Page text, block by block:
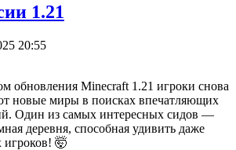
1.21
20:55
обновления Minecraft 1.21 игроки снова
новые миры в поисках впечатляющих
Один из самых интересных сидов —
деревня, способная удивить даже
🤯